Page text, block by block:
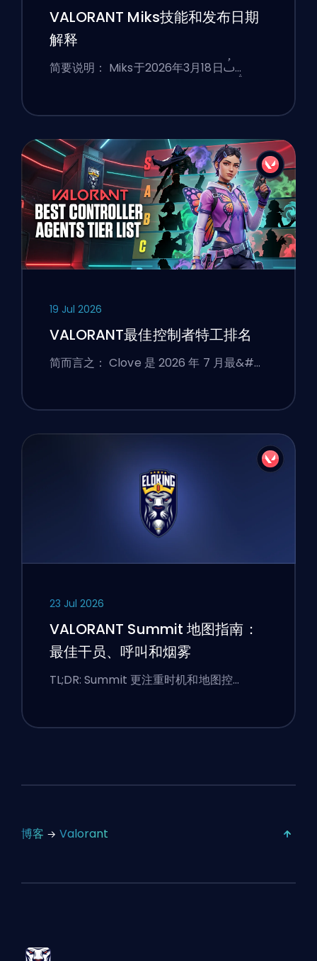
VALORANT Miks技能和发布日期
解释
简要说明： Miks于2026年3月18日ࢷ…
19 Jul 2026
VALORANT最佳控制者特工排名
简而言之： Clove 是 2026 年 7 月最&#…
23 Jul 2026
VALORANT Summit 地图指南：
最佳干员、呼叫和烟雾
TL;DR: Summit 更注重时机和地图控…
博客 Valorant